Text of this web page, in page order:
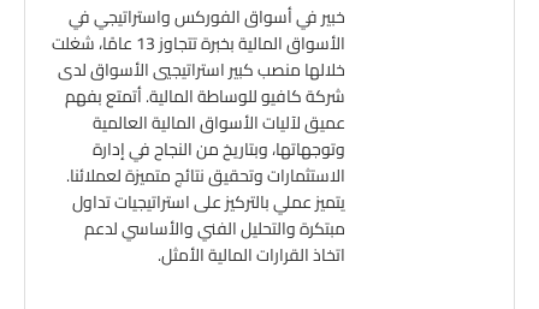
خبير في أسواق الفوركس واستراتيجي في
الأسواق المالية بخبرة تتجاوز 13 عامًا، شغلت
خلالها منصب كبير استراتيجيي الأسواق لدى
شركة كافيو للوساطة المالية. أتمتع بفهم
عميق لآليات الأسواق المالية العالمية
وتوجهاتها، وبتاريخ من النجاح في إدارة
الاستثمارات وتحقيق نتائج متميزة لعملائنا.
يتميز عملي بالتركيز على استراتيجيات تداول
مبتكرة والتحليل الفني والأساسي لدعم
اتخاذ القرارات المالية الأمثل.